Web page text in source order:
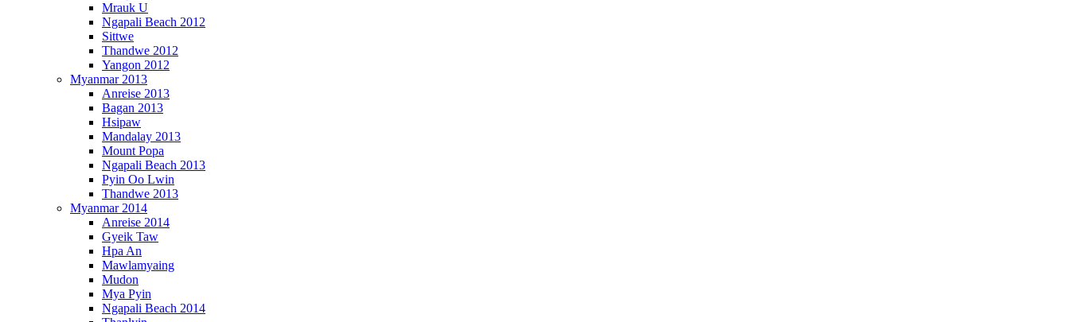
Mrauk U
Ngapali Beach 2012
Sittwe
Thandwe 2012
Yangon 2012
Myanmar 2013
Anreise 2013
Bagan 2013
Hsipaw
Mandalay 2013
Mount Popa
Ngapali Beach 2013
Pyin Oo Lwin
Thandwe 2013
Myanmar 2014
Anreise 2014
Gyeik Taw
Hpa An
Mawlamyaing
Mudon
Mya Pyin
Ngapali Beach 2014